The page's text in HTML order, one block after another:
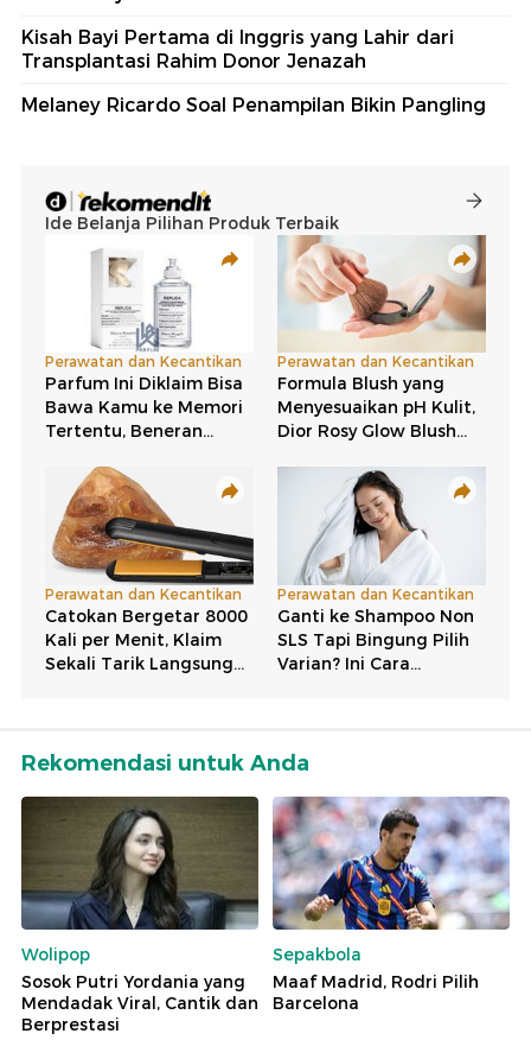
Kisah Bayi Pertama di Inggris yang Lahir dari
Transplantasi Rahim Donor Jenazah
Melaney Ricardo Soal Penampilan Bikin Pangling
Rekomendasi untuk Anda
Wolipop
Sosok Putri Yordania yang
Mendadak Viral, Cantik dan
Berprestasi
Sepakbola
Maaf Madrid, Rodri Pilih
Barcelona